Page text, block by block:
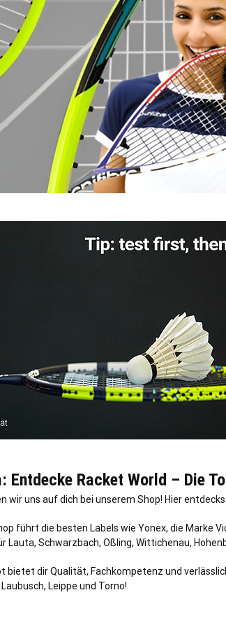
Entdecke Racket World – Die
wir uns auf dich bei unserem Shop! Hier
führt die besten Labels wie Yonex, die Marke
Lauta, Schwarzbach, Oßling, Wittichenau,
bietet dir Qualität, Fachkompetenz und verl
Leippe und Torno!